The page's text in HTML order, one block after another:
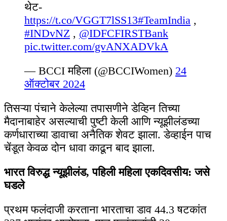
थेट-
https://t.co/VGGT7lSS13#TeamIndia ,
#INDvNZ , @IDFCFIRSTBank
pic.twitter.com/gvANXADVkA
— BCCI महिला (@BCCIWomen) 24
ऑक्टोबर 2024
तिसऱ्या पंचाने केलेल्या तपासणीने डेव्हिन तिच्या
मैदानाबाहेर असल्याची पुष्टी केली आणि न्यूझीलंडच्या
कर्णधाराच्या डावाचा अनैतिक शेवट झाला. डेव्हाईन पाच
चेंडूत केवळ दोन धावा काढून बाद झाला.
भारत विरुद्ध न्यूझीलंड, पहिली महिला एकदिवसीय: जसे
घडले
प्रथम फलंदाजी करताना भारताचा डाव 44.3 षटकांत